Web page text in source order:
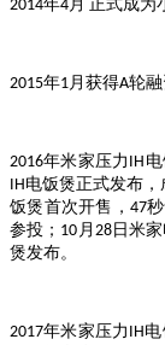
2014年4 月 正式成为
2015年1 月获得A轮融
2016年米家压力 IH
IH 电饭煲正式发布，
饭煲首次开售， 47秒
参投； 10 月 28日米
煲发布。
2017年米家压力 IH 电